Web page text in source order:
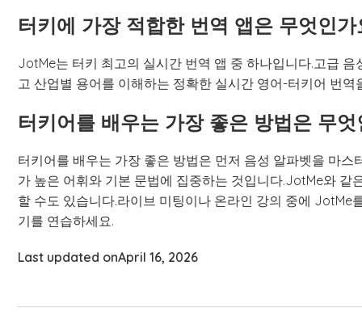
터키에 가장 적합한 번역 앱은 무엇인가
JotMe는 터키 최고의 실시간 번역 앱 중 하나입니다.고급
고 산업별 용어를 이해하는 정확한 실시간 영어-터키어 번역
터키어를 배우는 가장 좋은 방법은 무
터키어를 배우는 가장 좋은 방법은 먼저 음성 알파벳을 마
가 높은 어휘와 기본 문법에 집중하는 것입니다.JotMe와
할 수도 있습니다.라이브 미팅이나 온라인 강의 중에
기를 연습하세요.
Last updated onApril 16, 2026